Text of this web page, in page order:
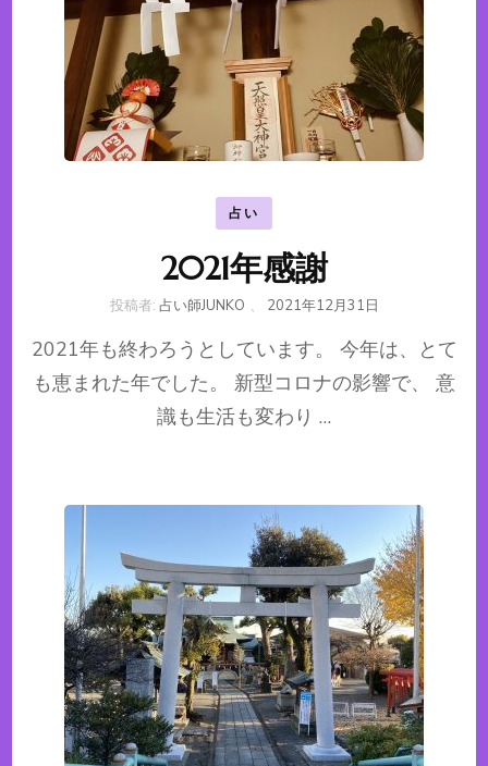
占い
2021年感謝
投稿者: 占い師JUNKO 、 2021年12月31日
2021年も終わろうとしています。 今年は、とて
も恵まれた年でした。 新型コロナの影響で、 意
識も生活も変わり …